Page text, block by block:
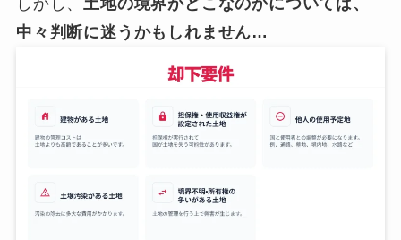
しかし、土地の境界がどこなのかについては、
中々判断に迷うかもしれません…